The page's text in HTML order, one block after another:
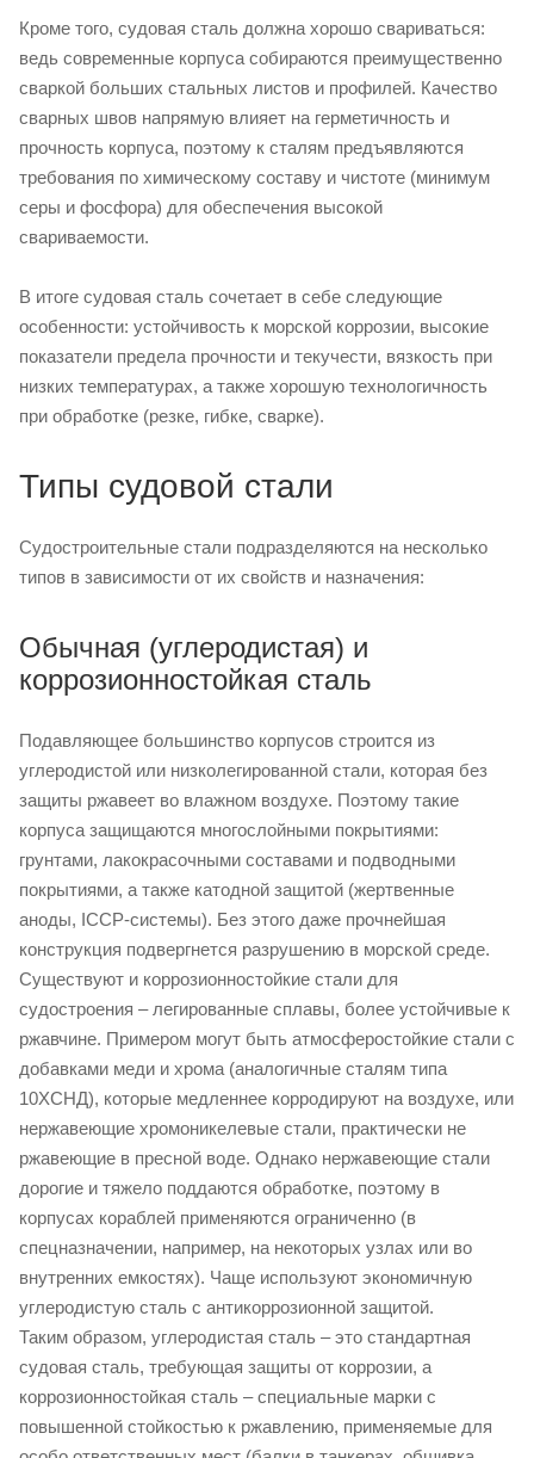
Кроме того, судовая сталь должна хорошо свариваться:
ведь современные корпуса собираются преимущественно
сваркой больших стальных листов и профилей. Качество
сварных швов напрямую влияет на герметичность и
прочность корпуса, поэтому к сталям предъявляются
требования по химическому составу и чистоте (минимум
серы и фосфора) для обеспечения высокой
свариваемости.
В итоге судовая сталь сочетает в себе следующие
особенности: устойчивость к морской коррозии, высокие
показатели предела прочности и текучести, вязкость при
низких температурах, а также хорошую технологичность
при обработке (резке, гибке, сварке).
Типы судовой стали
Судостроительные стали подразделяются на несколько
типов в зависимости от их свойств и назначения:
Обычная (углеродистая) и
коррозионностойкая сталь
Подавляющее большинство корпусов строится из
углеродистой или низколегированной стали, которая без
защиты ржавеет во влажном воздухе. Поэтому такие
корпуса защищаются многослойными покрытиями:
грунтами, лакокрасочными составами и подводными
покрытиями, а также катодной защитой (жертвенные
аноды, ICCP-системы). Без этого даже прочнейшая
конструкция подвергнется разрушению в морской среде.
Существуют и коррозионностойкие стали для
судостроения – легированные сплавы, более устойчивые к
ржавчине. Примером могут быть атмосферостойкие стали с
добавками меди и хрома (аналогичные сталям типа
10ХСНД), которые медленнее корродируют на воздухе, или
нержавеющие хромоникелевые стали, практически не
ржавеющие в пресной воде. Однако нержавеющие стали
дорогие и тяжело поддаются обработке, поэтому в
корпусах кораблей применяются ограниченно (в
спецназначении, например, на некоторых узлах или во
внутренних емкостях). Чаще используют экономичную
углеродистую сталь с антикоррозионной защитой.
Таким образом, углеродистая сталь – это стандартная
судовая сталь, требующая защиты от коррозии, а
коррозионностойкая сталь – специальные марки с
повышенной стойкостью к ржавлению, применяемые для